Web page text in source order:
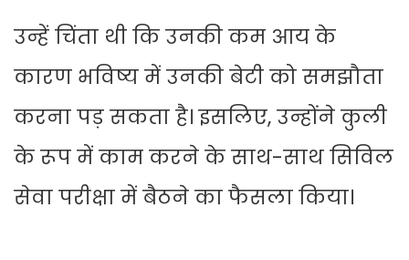
उन्हें चिंता थी कि उनकी कम आय के
कारण भविष्य में उनकी बेटी को समझौता
करना पड़ सकता है। इसलिए, उन्होंने कुली
के रूप में काम करने के साथ-साथ सिविल
सेवा परीक्षा में बैठने का फैसला किया।